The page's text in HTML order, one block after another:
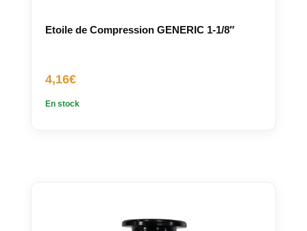
Etoile de Compression GENERIC 1-1/8″
4,16€
En stock